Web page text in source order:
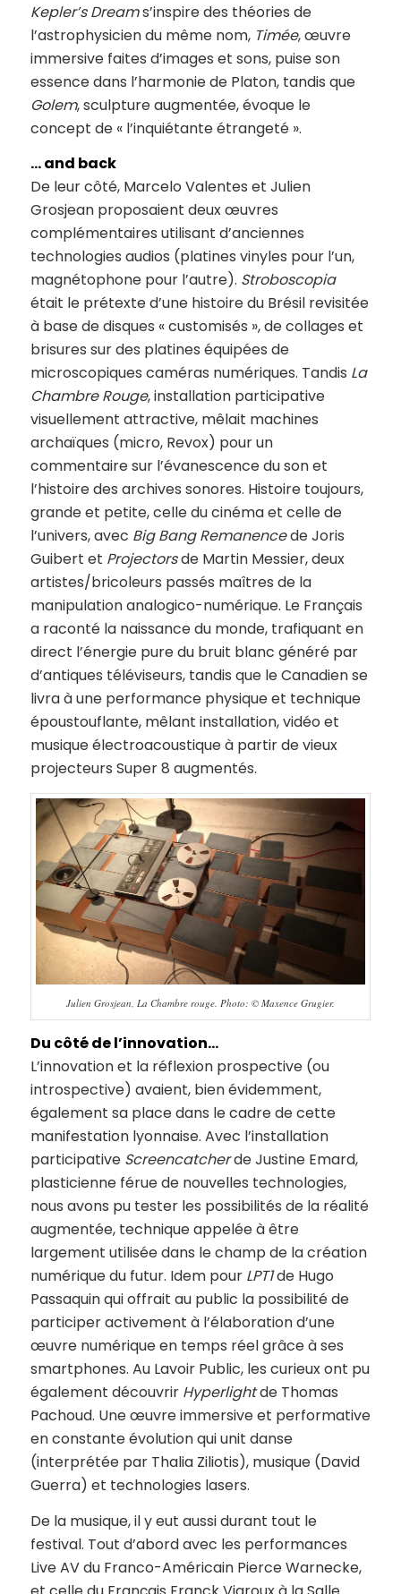
Kepler’s Dreams’inspire des théories de
l’astrophysicien du même nom, Timée, œuvre
immersive faites d’images et sons, puise son
essence dans l’harmonie de Platon, tandis que
Golem, sculpture augmentée, évoque le
concept de « l’inquiétante étrangeté ».
… and back
De leur côté, Marcelo Valentes et Julien
Grosjean proposaient deux œuvres
complémentaires utilisant d’anciennes
technologies audios (platines vinyles pour l’un,
magnétophone pour l’autre). Stroboscopia
était le prétexte d’une histoire du Brésil revisitée
à base de disques « customisés », de collages et
brisures sur des platines équipées de
microscopiques caméras numériques. Tandis La
Chambre Rouge, installation participative
visuellement attractive, mêlait machines
archaïques (micro, Revox) pour un
commentaire sur l’évanescence du son et
l’histoire des archives sonores. Histoire toujours,
grande et petite, celle du cinéma et celle de
l’univers, avec Big Bang Remanencede Joris
Guibert et Projectorsde Martin Messier, deux
artistes/bricoleurs passés maîtres de la
manipulation analogico-numérique. Le Français
a raconté la naissance du monde, trafiquant en
direct l’énergie pure du bruit blanc généré par
d’antiques téléviseurs, tandis que le Canadien se
livra à une performance physique et technique
époustouflante, mêlant installation, vidéo et
musique électroacoustique à partir de vieux
projecteurs Super 8 augmentés.
Julien Grosjean, La Chambre rouge. Photo: © Maxence Grugier.
Du côté de l’innovation…
L’innovation et la réflexion prospective (ou
introspective) avaient, bien évidemment,
également sa place dans le cadre de cette
manifestation lyonnaise. Avec l’installation
participativeScreencatcherde Justine Emard,
plasticienne férue de nouvelles technologies,
nous avons pu tester les possibilités de la réalité
augmentée, technique appelée à être
largement utilisée dans le champ de la création
numérique du futur. Idem pour LPT1de Hugo
Passaquin qui offrait au public la possibilité de
participer activement à l’élaboration d’une
œuvre numérique en temps réel grâce à ses
smartphones. Au Lavoir Public, les curieux ont pu
également découvrir Hyperlightde Thomas
Pachoud. Une œuvre immersive et performative
en constante évolution qui unit danse
(interprétée par Thalia Ziliotis), musique (David
Guerra) et technologies lasers.
De la musique, il y eut aussi durant tout le
festival. Tout d’abord avec les performances
Live AV du Franco-Américain Pierce Warnecke,